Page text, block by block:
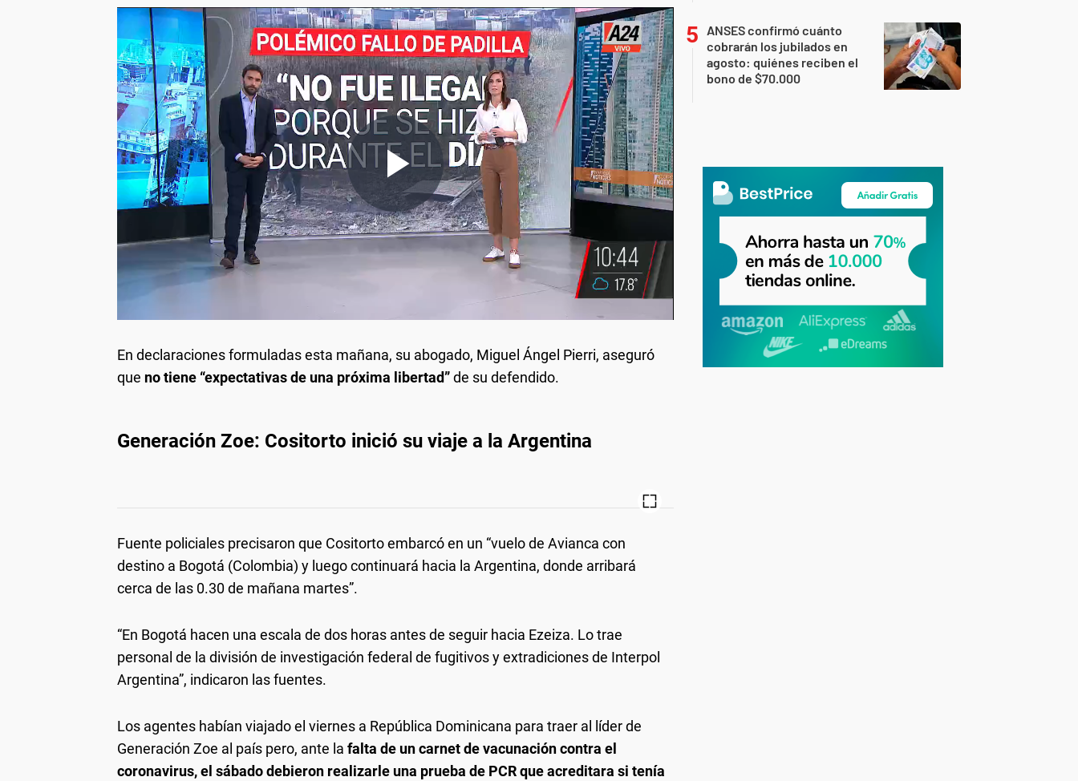
En declaraciones formuladas esta mañana, su abogado, Miguel Ángel Pierri, aseguró
que no tiene “expectativas de una próxima libertad”de su defendido.
Generación Zoe: Cositorto inició su viaje a la Argentina
Fuente policiales precisaron que Cositorto embarcó en un “vuelo de Avianca con
destino a Bogotá (Colombia) y luego continuará hacia la Argentina, donde arribará
cerca de las 0.30 de mañana martes”.
“En Bogotá hacen una escala de dos horas antes de seguir hacia Ezeiza. Lo trae
personal de la división de investigación federal de fugitivos y extradiciones de Interpol
Argentina”, indicaron las fuentes.
Los agentes habían viajado el viernes a República Dominicana para traer al líder de
Generación Zoe al país pero, ante la falta de un carnet de vacunación contra el
coronavirus, el sábado debieron realizarle una prueba de PCR que acreditara si tenía
ANSES confirmó cuánto
cobrarán los jubilados en
agosto: quiénes reciben el
bono de $70.000